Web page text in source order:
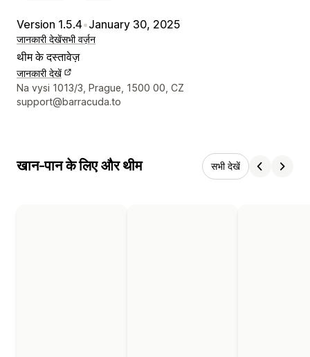
Version 1.5.4•January 30, 2025
जानकारी देखेंसभी वर्ज़न
थीम के दस्तावेज़
जानकारी देखें
डिज़ाइनर के संपर्क की जानकारी
Na vysi 1013/3, Prague, 1500 00, CZ
support@barracuda.to
खान-पान के लिए और थीम सभी देखें